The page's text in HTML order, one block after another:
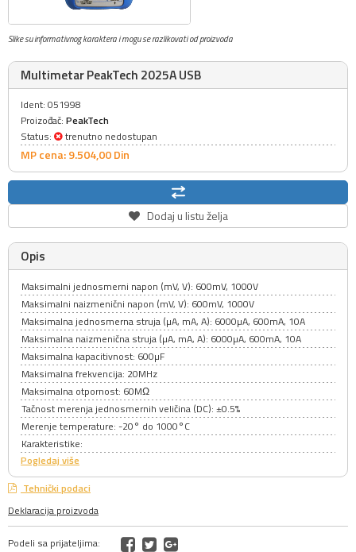
Slike su informativnog karaktera i mogu se razlikovati od proizvoda
Multimetar PeakTech 2025A USB
Ident: 051998
Proizođač: PeakTech
Status:
trenutno nedostupan
MP cena: 9.504,00Din
Dodaj u listu želja
Opis
Maksimalni jednosmerni napon (mV, V): 600mV, 1000V
Maksimalni naizmenični napon (mV, V): 600mV, 1000V
Maksimalna jednosmerna struja (µA, mA, A): 6000µA, 600mA, 10A
Maksimalna naizmenična struja (µA, mA, A): 6000µA, 600mA, 10A
Maksimalna kapacitivnost: 600µF
Maksimalna frekvencija: 20MHz
Maksimalna otpornost: 60MΩ
Tačnost merenja jednosmernih veličina (DC): ±0.5%
Merenje temperature: -20° do 1000°C
Karakteristike:
Pogledaj više
Tehnički podaci
Deklaracija proizvoda
Podeli sa prijateljima: